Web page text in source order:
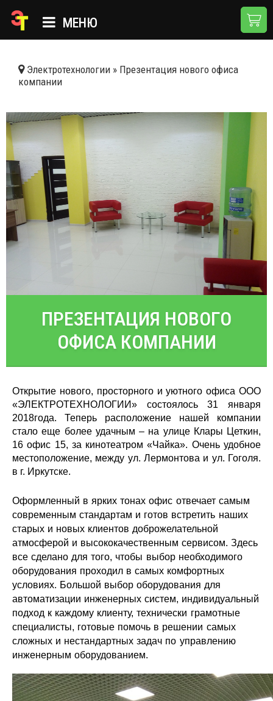
МЕНЮ
КАТАЛОГ
О КОМПАНИИ
ПРИМЕНЕНИЯ
НОВОСТИ
ДОСТАВКА И ОПЛАТА
КОНТАКТЫ
Электротехнологии » Презентация нового офиса
компании
ПРЕЗЕНТАЦИЯ НОВОГО
ОФИСА КОМПАНИИ
Открытие нового, просторного и уютного офиса ООО
«ЭЛЕКТРОТЕХНОЛОГИИ» состоялось 31 января
2018года. Теперь расположение нашей компании
стало еще более удачным – на улице Клары Цеткин,
16 офис 15, за кинотеатром «Чайка». Очень удобное
местоположение, между ул. Лермонтова и ул. Гоголя.
в г. Иркутске.
Оформленный в ярких тонах офис отвечает самым
современным стандартам и готов встретить наших
старых и новых клиентов доброжелательной
атмосферой и высококачественным сервисом. Здесь
все сделано для того, чтобы выбор необходимого
оборудования проходил в самых комфортных
условиях. Большой выбор оборудования для
автоматизации инженерных систем, индивидуальный
подход к каждому клиенту, технически грамотные
специалисты, готовые помочь в решении самых
сложных и нестандартных задач по управлению
инженерным оборудованием.